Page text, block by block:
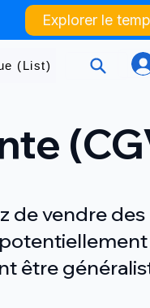
Explorer le
(List)
de vendre des
être